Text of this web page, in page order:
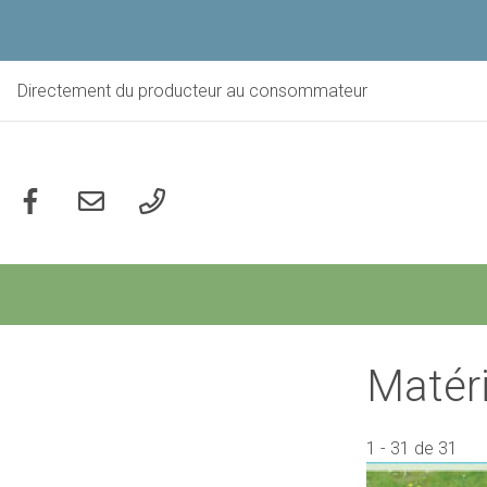
contenu
principal
Directement du producteur au consommateur
1 - 31 de 31